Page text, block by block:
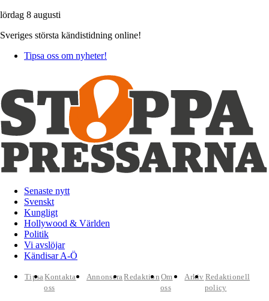
lördag 8 augusti
Sveriges största kändistidning online!
Tipsa oss om nyheter!
Senaste nytt
Svenskt
Kungligt
Hollywood & Världen
Politik
Vi avslöjar
Kändisar A-Ö
TipsaKontakta
oss
AnnonseraRedaktion Om
oss
Arkiv Redaktionell
policy